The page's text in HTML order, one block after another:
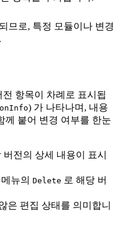
므로, 특정 모듈이나 변경
항목이 차례로 표시됩
) 가 나타나며, 내용
께 붙어 변경 여부를 한눈
전의 상세 내용이 표시
뉴의 Delete 로 해당 버
은 편집 상태를 의미합니